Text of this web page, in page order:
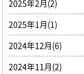
2025年2月(2)
2025年1月(1)
2024年12月(6)
2024年11月(2)